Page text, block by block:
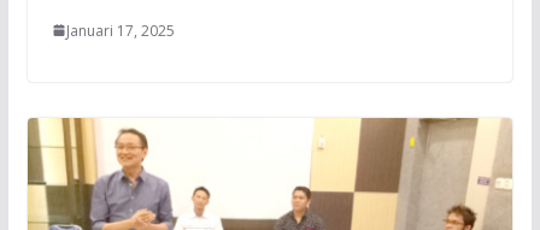
Januari 17, 2025